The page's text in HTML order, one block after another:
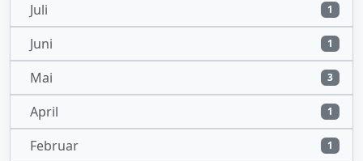
Juli
1
Juni 1
Mai 3
April 1
Februar 1